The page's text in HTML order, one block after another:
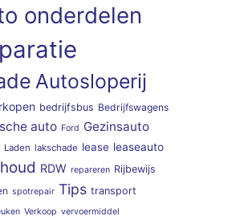
onderdelen
Autosloperij
bedrijfsbus Bedrijfswagens
auto Ford Gezinsauto
Laden lakschade lease leaseauto
RDW repareren Rijbewijs
spotrepair Tips transport
Verkoop vervoermiddel